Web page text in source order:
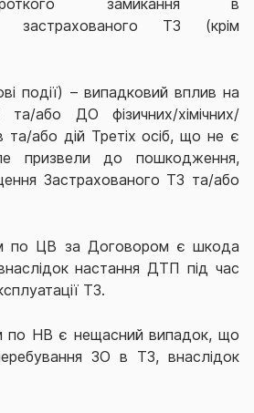
замикання в
застрахованого ТЗ (крім
події) – випадковий вплив на
або ДО фізичних/хімічних/
та/або дій Третіх осіб, що не є
призвели до пошкодження,
Застрахованого ТЗ та/або
по ЦВ за Договором є шкода
настання ДТП під час
ТЗ.
по НВ є нещасний випадок, що
ЗО в ТЗ, внаслідок